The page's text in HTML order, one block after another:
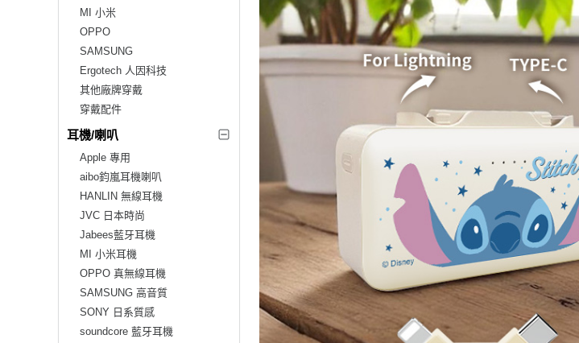
MI 小米
OPPO
SAMSUNG
Ergotech 人因科技
其他廠牌穿戴
穿戴配件
耳機/喇叭
Apple 專用
aibo鈞嵐耳機喇叭
HANLIN 無線耳機
JVC 日本時尚
Jabees藍牙耳機
MI 小米耳機
OPPO 真無線耳機
SAMSUNG 高音質
SONY 日系質感
soundcore 藍牙耳機